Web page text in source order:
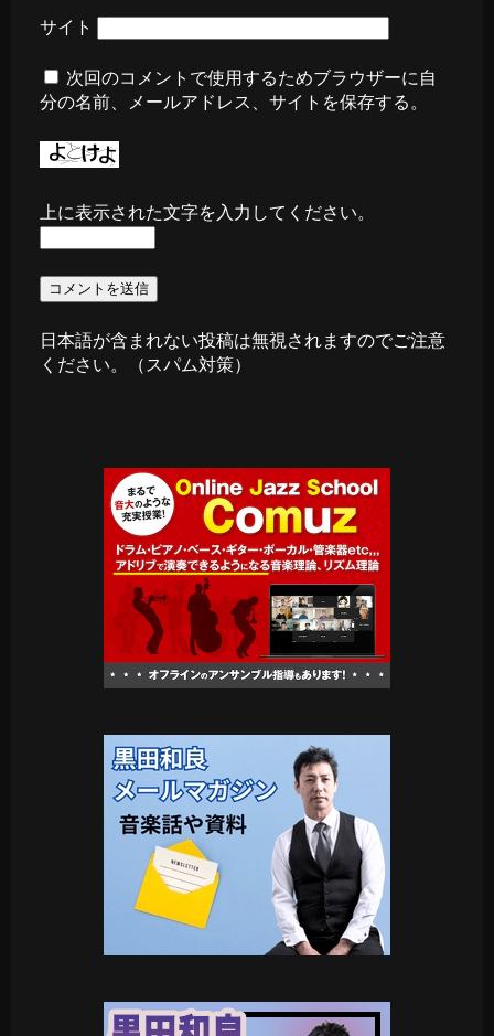
サイト
次回のコメントで使用するためブラウザーに自
分の名前、メールアドレス、サイトを保存する。
上に表示された文字を入力してください。
日本語が含まれない投稿は無視されますのでご注意
ください。（スパム対策）